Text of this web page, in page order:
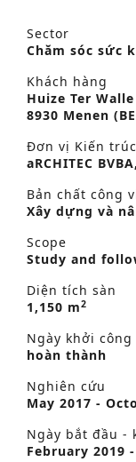
Sector
Chăm sóc sức
Khách hàng
Huize Ter
8930 Menen
Đơn vị Kiến trúc
aRCHITEC
Bản chất công
Xây dựng và
Scope
Study and
Diện tích sàn
1,150 m2
Ngày khởi
hoàn thành
Nghiên cứu
May 2017 -
Ngày bắt đầu -
February 2019